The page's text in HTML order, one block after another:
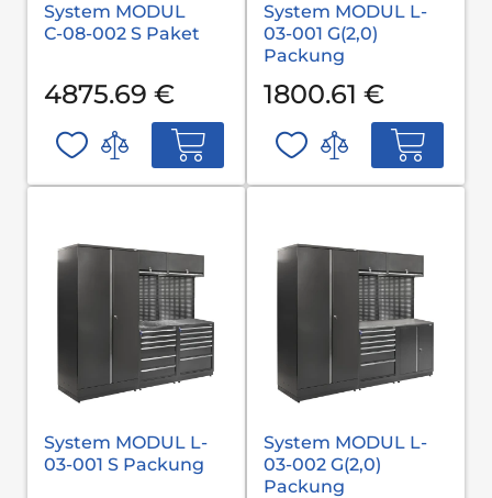
System MODUL
С-08-002 S Paket
4875.69 €
System MODUL L-
03-001 G(2,0)
Packung
1800.61 €
System MODUL L-
03-001 S Packung
System MODUL L-
03-002 G(2,0)
Packung